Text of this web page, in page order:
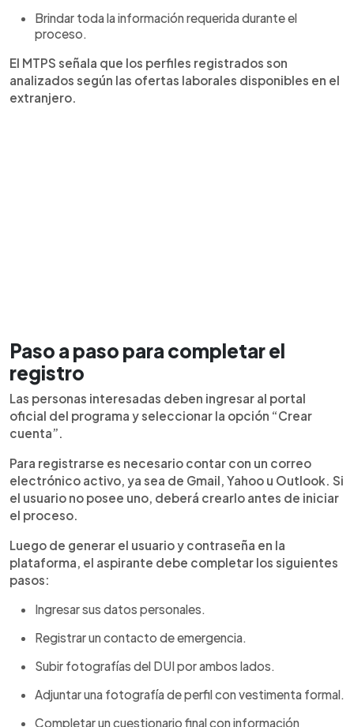
Brindar toda la información requerida durante el
proceso.
El MTPS señala que los perfiles registrados son
analizados según las ofertas laborales disponibles en el
extranjero.
Paso a paso para completar el
registro
Las personas interesadas deben ingresar al portal
oficial del programa y seleccionar la opción “Crear
cuenta”.
Para registrarse es necesario contar con un correo
electrónico activo, ya sea de Gmail, Yahoo u Outlook. Si
el usuario no posee uno, deberá crearlo antes de iniciar
el proceso.
Luego de generar el usuario y contraseña en la
plataforma, el aspirante debe completar los siguientes
pasos:
Ingresar sus datos personales.
Registrar un contacto de emergencia.
Subir fotografías del DUI por ambos lados.
Adjuntar una fotografía de perfil con vestimenta formal.
Completar un cuestionario final con información